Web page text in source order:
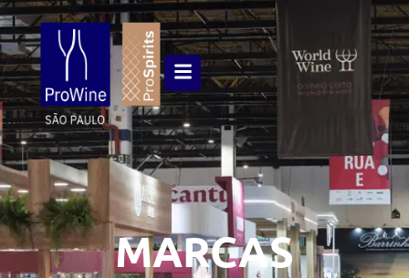
MARCAS